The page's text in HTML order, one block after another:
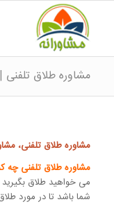
مشاوره طلاق
مشاوره طلاق تلفنی،
مشاوره طلاق تلفنی چه
می خواهید طلاق
شما باشد تا در مورد